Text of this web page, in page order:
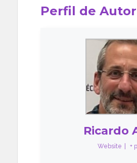
Perfil de Autor
Ricardo
Website +